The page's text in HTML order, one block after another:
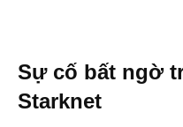
Sự cố bất ngờ
Starknet